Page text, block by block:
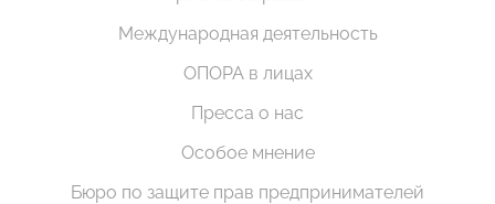
Международная деятельность
ОПОРА в лицах
Пресса о нас
Особое мнение
Бюро по защите прав предпринимателей